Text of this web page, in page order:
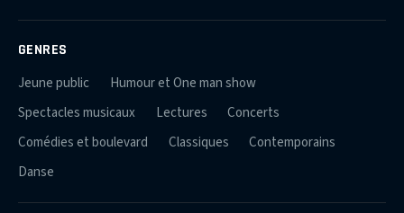
GENRES
Jeune public
Humour et One man show
Spectacles musicaux
Lectures
Concerts
Comédies et boulevard
Classiques
Contemporains
Danse